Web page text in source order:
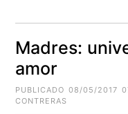
Madres:
amor
PUBLICADO 08/05/2017
CONTRERAS